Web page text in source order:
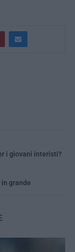
i giovani interisti?
grande